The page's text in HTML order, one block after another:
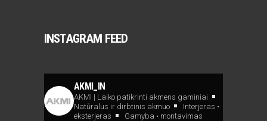
INSTAGRAM FEED
AKMI_IN
AKMI | Laiko patikrinti akmens gaminiai
Natūralus ir dirbtinis akmuo
Interjeras •
eksterjeras
Gamyba • montavimas